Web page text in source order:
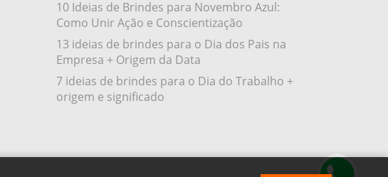
10 Ideias de Brindes para Novembro Azul:
Como Unir Ação e Conscientização
13 ideias de brindes para o Dia dos Pais na
Empresa + Origem da Data
7 ideias de brindes para o Dia do Trabalho +
origem e significado